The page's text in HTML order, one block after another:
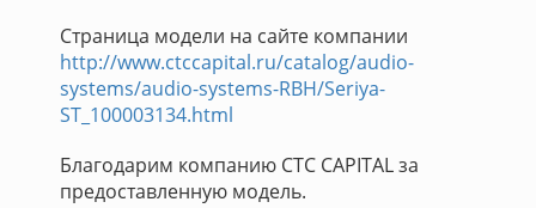
Страница модели на сайте компании
http://www.ctccapital.ru/catalog/audio-
systems/audio-systems-RBH/Seriya-
ST_100003134.html
Благодарим компанию CTC CAPITAL за
предоставленную модель.